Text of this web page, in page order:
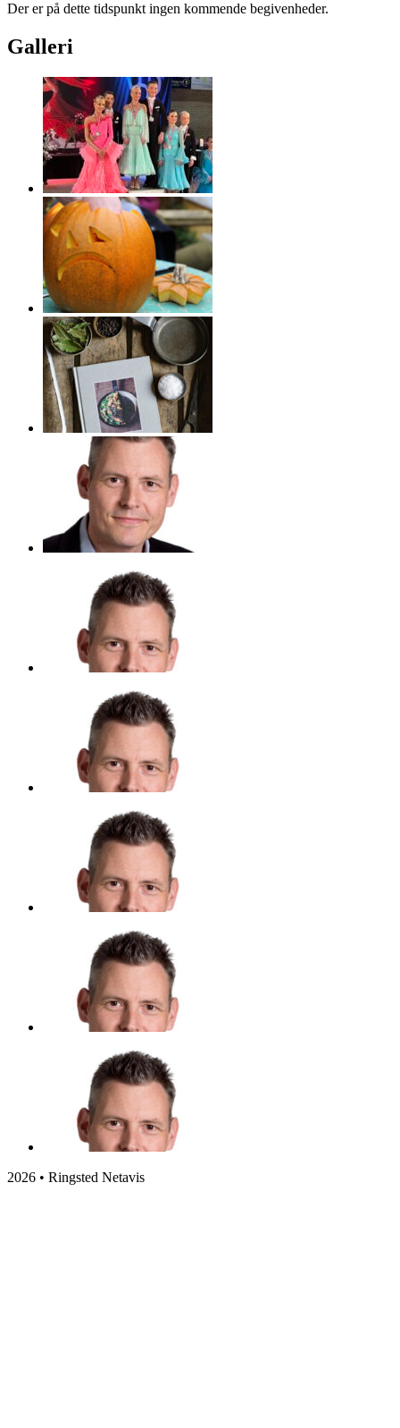
Der er på dette tidspunkt ingen kommende begivenheder.
Galleri
2026 • Ringsted Netavis